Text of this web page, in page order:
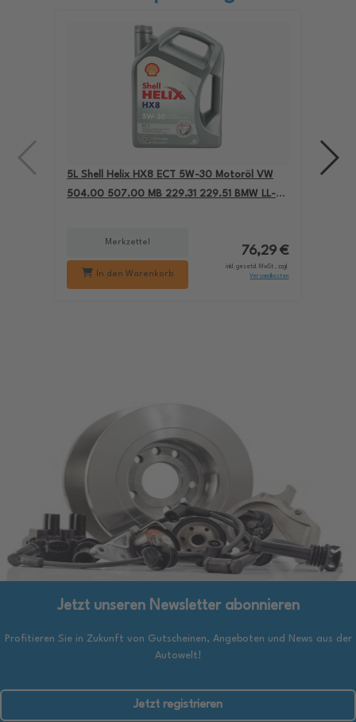
5L Shell Helix HX8 ECT 5W-30 Motoröl VW
504.00 507.00 MB 229.31 229.51 BMW LL-04
Merkzettel
In den Warenkorb
76,29 €
inkl. gesetzl. MwSt., zzgl.
Versandkosten
Jetzt unseren Newsletter abonnieren
Profitieren Sie in Zukunft von Gutscheinen, Angeboten und News aus der
Autowelt!
Jetzt registrieren